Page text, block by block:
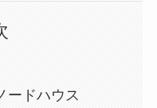
ードハウス